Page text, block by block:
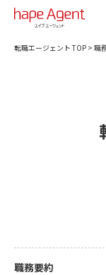
転職エージェント TOP > 職
職務要約